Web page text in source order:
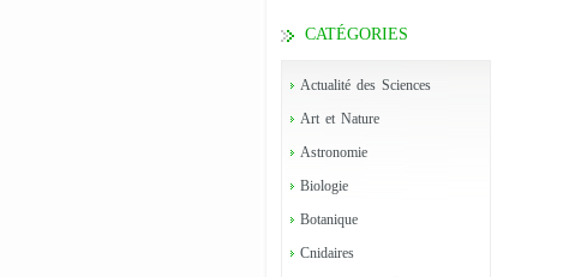
CATÉGORIES
Actualité des Sciences
Art et Nature
Astronomie
Biologie
Botanique
Cnidaires